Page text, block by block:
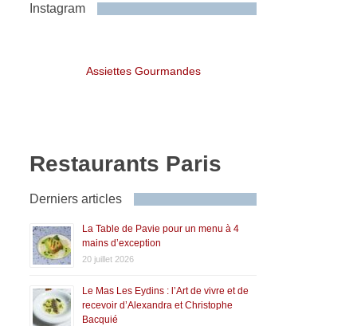
Instagram
Assiettes Gourmandes
Restaurants Paris
Derniers articles
La Table de Pavie pour un menu à 4
mains d’exception
20 juillet 2026
Le Mas Les Eydins : l’Art de vivre et de
recevoir d’Alexandra et Christophe
Bacquié